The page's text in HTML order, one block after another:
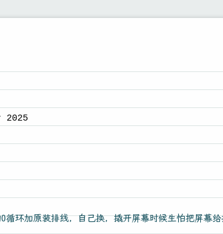
2025
循环加原装排线，自己换，撬开屏幕时候生怕把屏幕